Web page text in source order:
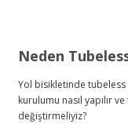
Neden
Yol bisikletinde tubeless
kurulumu nasıl yapılır ve
değiştirmeliyiz?